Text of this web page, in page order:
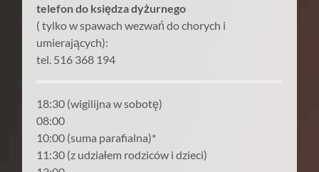
telefon do księdza dyżurnego
( tylko w spawach wezwań do chorych i
umierających):
tel. 516 368 194
18:30 (wigilijna w sobotę)
08:00
10:00 (suma parafialna)*
11:30 (z udziałem rodziców i dzieci)